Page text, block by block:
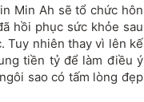
Min Ah sẽ tổ chức hôn
hồi phục sức khỏe sau
Tuy nhiên thay vì lên kế
tiền tỷ để làm điều ý
sao có tấm lòng đẹp